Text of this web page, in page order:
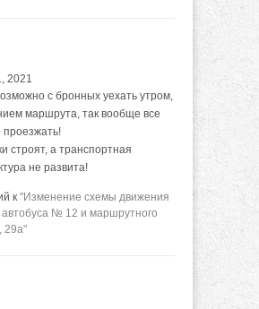
2021
с бронных уехать утром,
маршрута, так вообще все
строят, а транспортная
не развита!
к "Изменение схемы движения
№ 12 и маршрутного
29а"